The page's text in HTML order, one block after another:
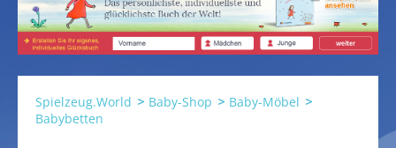
Spielzeug.World Baby-Shop
Baby-Möbel
Babybetten